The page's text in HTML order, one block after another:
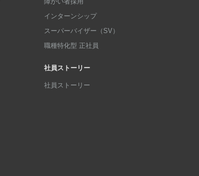
インターンシップ
スーパーバイザー（SV）
職種特化型 正社員
社員ストーリー
社員ストーリー